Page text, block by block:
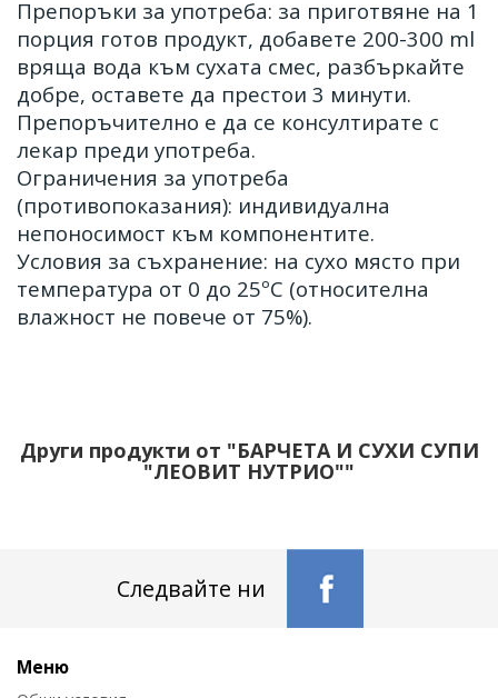
Препоръки за употреба: за приготвяне на 1
порция готов продукт, добавете 200-300 ml
вряща вода към сухата смес, разбъркайте
добре, оставете да престои 3 минути.
Препоръчително е да се консултирате с
лекар преди употреба.
Ограничения за употреба
(противопоказания): индивидуална
непоносимост към компонентите.
Условия за съхранение: на сухо място при
температура от 0 до 25ºС (относителна
влажност не повече от 75%).
Други продукти от "БАРЧЕТА И СУХИ СУПИ
"ЛЕОВИТ НУТРИО""
Следвайте ни
Меню